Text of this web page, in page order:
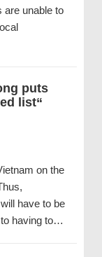
are unable to
puts
list“
on the
have to be
to having to…